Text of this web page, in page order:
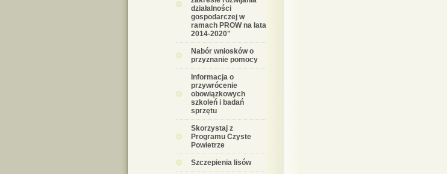
działalności
gospodarczej w
ramach PROW na lata
2014-2020"
Nabór wniosków o
przyznanie pomocy
Informacja o
przywrócenie
obowiązkowych
szkoleń i badań
sprzętu
Skorzystaj z
Programu Czyste
Powietrze
Szczepienia lisów